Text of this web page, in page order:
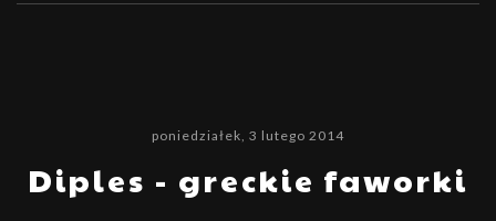
poniedziałek, 3 lutego 2014
Diples - greckie faworki